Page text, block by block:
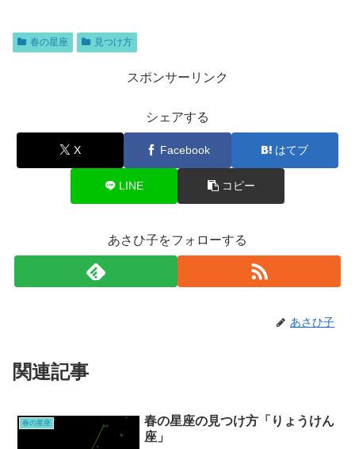
春の星座 見つけ方
スポンサーリンク
シェアする
X Facebook はてブ
LINE コピー
あさひ子をフォローする
あさひ子
関連記事
春の星座
春の星座の見つけ方「りょうけん
座」